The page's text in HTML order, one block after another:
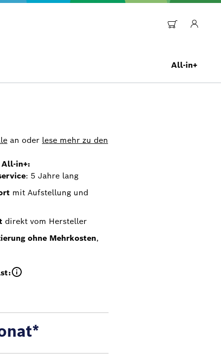
All-in+
an oder lese mehr zu den
in+:
: 5 Jahre lang
mit Aufstellung und
direkt vom Hersteller
ohne Mehrkosten,